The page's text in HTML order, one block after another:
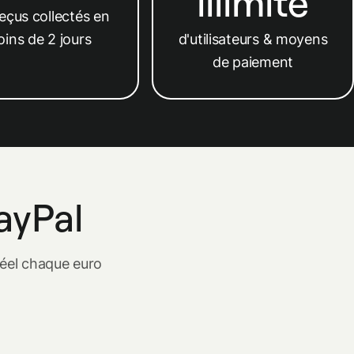
collectés en
de 2 jours
d'utilisateurs & moyens
de paiement
chaque euro